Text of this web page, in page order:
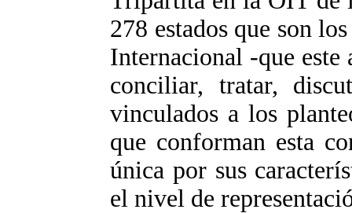
278 estados que son
Internacional -que
conciliar, tratar,
vinculados a los
que conforman esta
única por sus
el nivel de